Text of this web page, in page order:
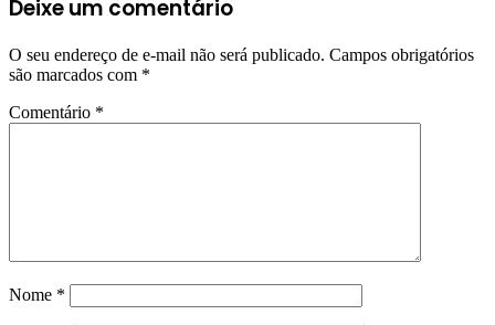
Deixe um comentário
O seu endereço de e-mail não será publicado. Campos obrigatórios
são marcados com *
Comentário *
Nome *